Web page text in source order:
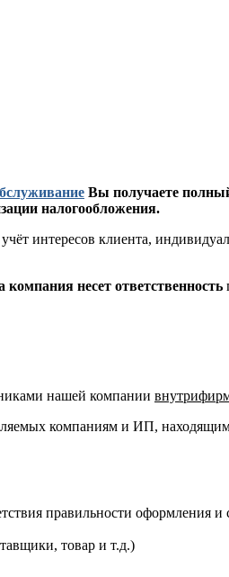
Вы получаете
налогообложения.
интересов клиента,
компания несет ответственность
нашей компании
компаниям и ИП,
правильности оформления и
товар и т.д.)